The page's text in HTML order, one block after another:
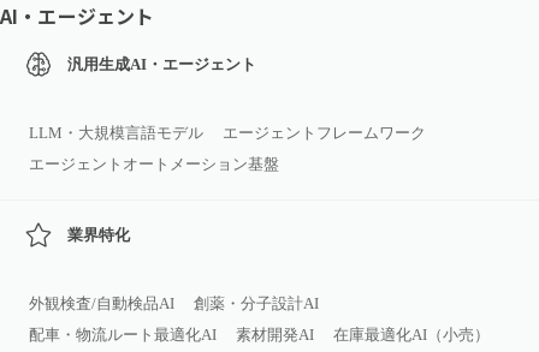
AI・エージェント
汎用生成AI・エージェント
LLM・大規模言語モデル
エージェントフレームワーク
エージェントオートメーション基盤
業界特化
外観検査/自動検品AI
創薬・分子設計AI
配車・物流ルート最適化AI
素材開発AI 在庫最適化AI（小売）